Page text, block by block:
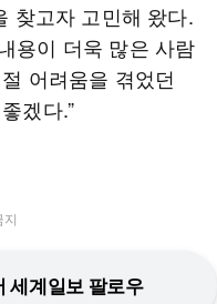
찾고자 고민해 왔다.
용이 더욱 많은 사람
어려움을 겪었던
겠다.”
세계일보 팔로우